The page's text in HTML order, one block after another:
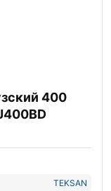
400
TEKSAN